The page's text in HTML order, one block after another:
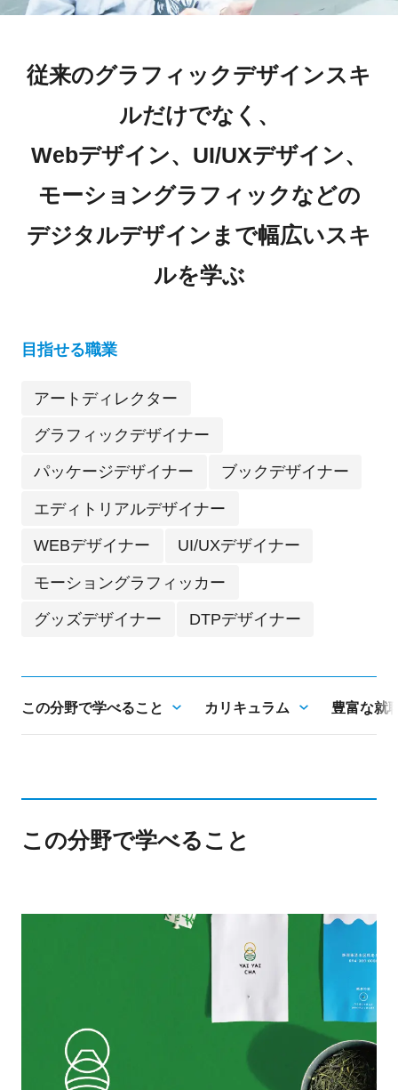
従来のグラフィックデザインスキ
ルだけでなく、
Webデザイン、UI/UXデザイン、
モーショングラフィックなどの
デジタルデザインまで幅広いスキ
ルを学ぶ
目指せる職業
アートディレクター
グラフィックデザイナー
パッケージデザイナー ブックデザイナー
エディトリアルデザイナー
WEBデザイナー UI/UXデザイナー
モーショングラフィッカー
グッズデザイナー DTPデザイナー
この分野で学べること カリキュラム 豊富な就
この分野で学べること